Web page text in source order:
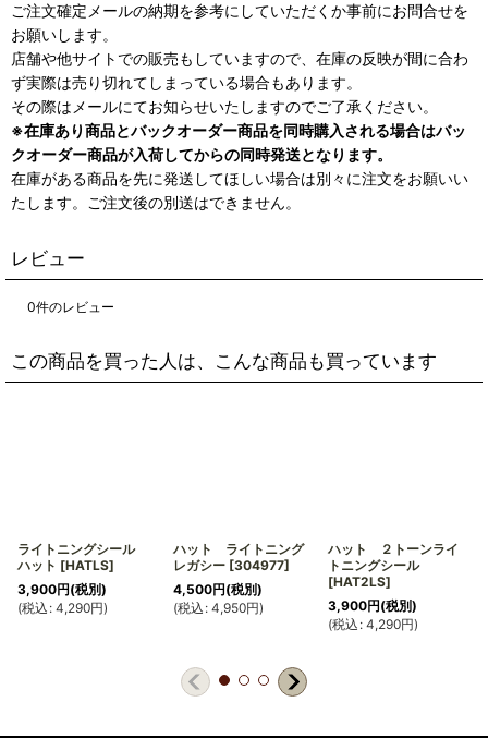
ご注文確定メールの納期を参考にしていただくか事前にお問合せを
お願いします。
店舗や他サイトでの販売もしていますので、在庫の反映が間に合わ
ず実際は売り切れてしまっている場合もあります。
その際はメールにてお知らせいたしますのでご了承ください。
※在庫あり商品とバックオーダー商品を同時購入される場合はバッ
クオーダー商品が入荷してからの同時発送となります。
在庫がある商品を先に発送してほしい場合は別々に注文をお願いい
たします。ご注文後の別送はできません。
レビュー
0件のレビュー
この商品を買った人は、こんな商品も買っています
ライトニングシール
ハット [HATLS]
3,900円(税別)
(税込 : 4,290円)
ハット ライトニング
レガシー [304977]
4,500円(税別)
(税込 : 4,950円)
ハット ２トーンライ
トニングシール
[HAT2LS]
3,900円(税別)
(税込 : 4,290円)